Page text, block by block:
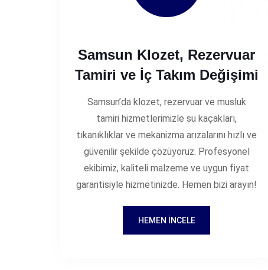
Samsun Klozet, Rezervuar
Tamiri ve İç Takım Değişimi
Samsun’da klozet, rezervuar ve musluk
tamiri hizmetlerimizle su kaçakları,
tıkanıklıklar ve mekanizma arızalarını hızlı ve
güvenilir şekilde çözüyoruz. Profesyonel
ekibimiz, kaliteli malzeme ve uygun fiyat
garantisiyle hizmetinizde. Hemen bizi arayın!
HEMEN İNCELE